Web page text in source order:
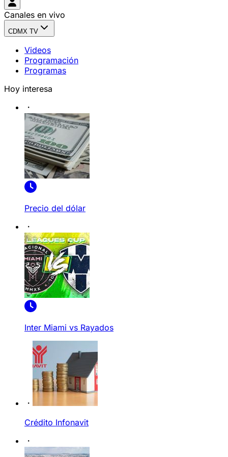
Canales en vivo
CDMX TV
Videos
Programación
Programas
Hoy interesa
Precio del dólar
Inter Miami vs Rayados
Crédito Infonavit